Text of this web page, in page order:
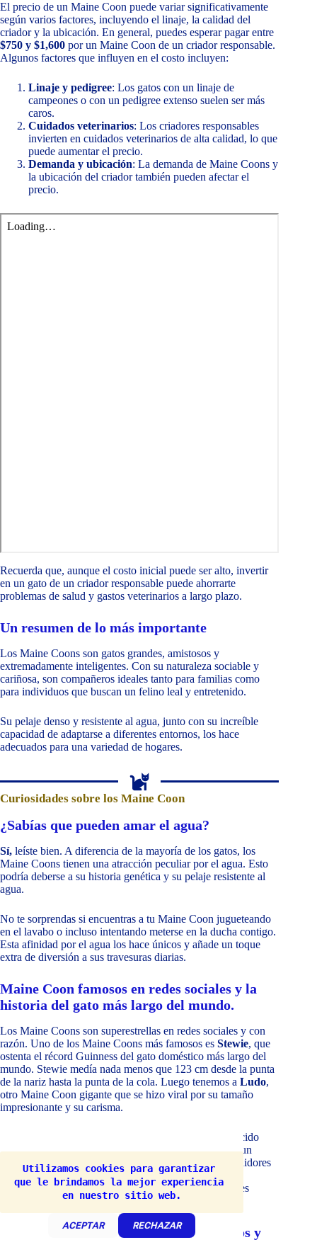
Utilizamos cookies para garantizar
que le brindamos la mejor experiencia
en nuestro sitio web.
ACEPTAR RECHAZAR
El precio de un Maine Coon puede variar significativamente
según varios factores, incluyendo el linaje, la calidad del
criador y la ubicación. En general, puedes esperar pagar entre
$750 y $1,600 por un Maine Coon de un criador responsable.
Algunos factores que influyen en el costo incluyen:
Linaje y pedigree: Los gatos con un linaje de
campeones o con un pedigree extenso suelen ser más
caros.
Cuidados veterinarios: Los criadores responsables
invierten en cuidados veterinarios de alta calidad, lo que
puede aumentar el precio.
Demanda y ubicación: La demanda de Maine Coons y
la ubicación del criador también pueden afectar el
precio.
Recuerda que, aunque el costo inicial puede ser alto, invertir
en un gato de un criador responsable puede ahorrarte
problemas de salud y gastos veterinarios a largo plazo.
Un resumen de lo más importante
Los Maine Coons son gatos grandes, amistosos y
extremadamente inteligentes. Con su naturaleza sociable y
cariñosa, son compañeros ideales tanto para familias como
para individuos que buscan un felino leal y entretenido.
Su pelaje denso y resistente al agua, junto con su increíble
capacidad de adaptarse a diferentes entornos, los hace
adecuados para una variedad de hogares.
Curiosidades sobre los Maine Coon
¿Sabías que pueden amar el agua?
Sí, leíste bien. A diferencia de la mayoría de los gatos, los
Maine Coons tienen una atracción peculiar por el agua. Esto
podría deberse a su historia genética y su pelaje resistente al
agua.
No te sorprendas si encuentras a tu Maine Coon jugueteando
en el lavabo o incluso intentando meterse en la ducha contigo.
Esta afinidad por el agua los hace únicos y añade un toque
extra de diversión a sus travesuras diarias.
Maine Coon famosos en redes sociales y la
historia del gato más largo del mundo.
Los Maine Coons son superestrellas en redes sociales y con
razón. Uno de los Maine Coons más famosos es Stewie, que
ostenta el récord Guinness del gato doméstico más largo del
mundo. Stewie medía nada menos que 123 cm desde la punta
de la nariz hasta la punta de la cola. Luego tenemos a Ludo,
otro Maine Coon gigante que se hizo viral por su tamaño
impresionante y su carisma.
(también conocido
como “el gato más grande de Nueva York”) yOmar(un
Maine Coon australiano) han acumulado miles de seguidores
gracias a sus encantadoras personalidades y tamaño
impresionante. ¡Estos gatos son verdaderas celebridades
Su peculiar forma de “hablar” con trinos y